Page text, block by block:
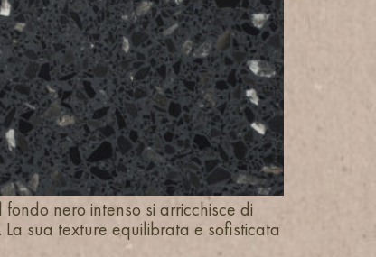
nero intenso si arricchisce di
sua texture equilibrata e sofisticata